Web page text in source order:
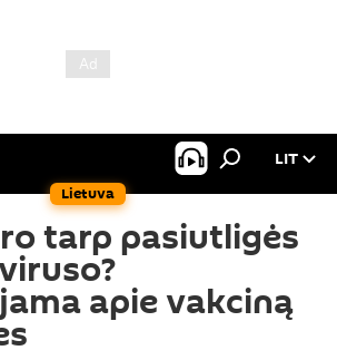
Lietuva
LIT
tarp pasiutligės
apie vakciną